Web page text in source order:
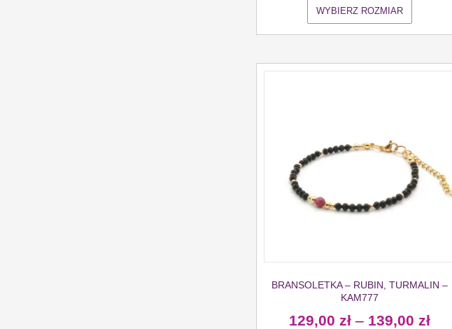
WYBIERZ ROZMIAR
BRANSOLETKA – RUBIN, TURMALIN –
KAM777
129,00 zł – 139,00 zł